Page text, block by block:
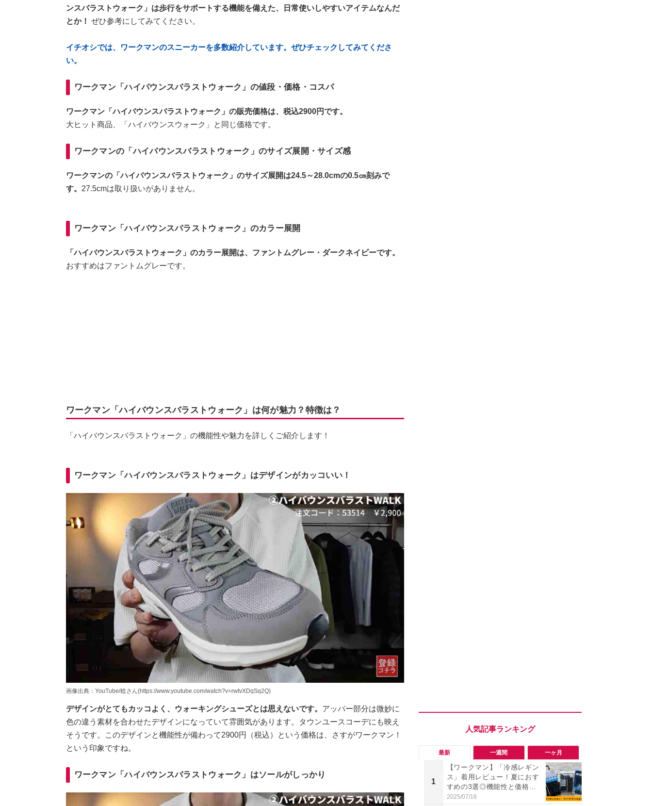
ンスバラストウォーク」は歩行をサポートする機能を備えた、日常使いしやすいアイテムなんだ
とか！ ぜひ参考にしてみてください。
イチオシでは、ワークマンのスニーカーを多数紹介しています。ぜひチェックしてみてくださ
い。
ワークマン「ハイバウンスバラストウォーク」の値段・価格・コスパ
ワークマン「ハイバウンスバラストウォーク」の販売価格は、税込2900円です。
大ヒット商品、「ハイバウンスウォーク」と同じ価格です。
ワークマンの「ハイバウンスバラストウォーク」のサイズ展開・サイズ感
ワークマンの「ハイバウンスバラストウォーク」のサイズ展開は24.5～28.0cmの0.5㎝刻みで
す。 27.5cmは取り扱いがありません。
ワークマン「ハイバウンスバラストウォーク」のカラー展開
「ハイバウンスバラストウォーク」のカラー展開は、ファントムグレー・ダークネイビーです。
おすすめはファントムグレーです。
ワークマン「ハイバウンスバラストウォーク」は何が魅力？特徴は？
「ハイバウンスバラストウォーク」の機能性や魅力を詳しくご紹介します！
ワークマン「ハイバウンスバラストウォーク」はデザインがカッコいい！
画像出典：YouTube/稔さん(https://www.youtube.com/watch?v=rwtvXDqSq2Q)
デザインがとてもカッコよく、ウォーキングシューズとは思えないです。 アッパー部分は微妙に
色の違う素材を合わせたデザインになっていて雰囲気があります。タウンユースコーデにも映え
そうです。このデザインと機能性が備わって2900円（税込）という価格は、さすがワークマン！
という印象ですね。
ワークマン「ハイバウンスバラストウォーク」はソールがしっかり
最新 一週間 一ヶ月
1
【ワークマン】「冷感レギン
ス」着用レビュー！夏におす
すめの3選◎機能性と価格比
較
2025/07/16